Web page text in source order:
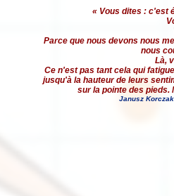
« Vous dites : c'est
Parce que nous devons nous
nous
Là,
Ce n'est pas tant cela qui
jusqu'à la hauteur de leurs
sur la pointe des pieds.
Janusz